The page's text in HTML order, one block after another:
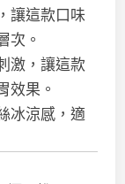
讓這款口味
次。
激，讓這款
效果。
冰涼感，適